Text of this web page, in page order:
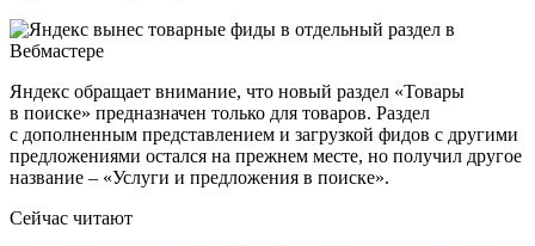
Яндекс обращает внимание, что новый раздел «Товары
в поиске» предназначен только для товаров. Раздел
с дополненным представлением и загрузкой фидов с другими
предложениями остался на прежнем месте, но получил другое
название – «Услуги и предложения в поиске».
Сейчас читают